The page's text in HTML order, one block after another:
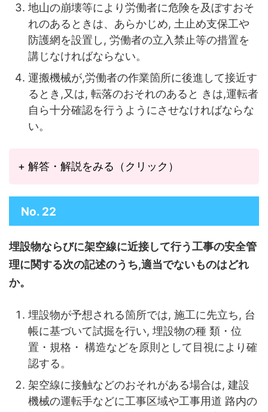
地山の崩壊等により労働者に危険を及ぼすおそ
れのあるときは、あらかじめ, 土止め支保工や
防護網を設置し, 労働者の立入禁止等の措置を
講じなければならない。
運搬機械が,労働者の作業箇所に後進して接近す
るとき,又は, 転落のおそれのあると きは,運転者
自ら十分確認を行うようにさせなければならな
い。
+ 解答・解説をみる（クリック）
No. 22
埋設物ならびに架空線に近接して行う工事の安全管
理に関する次の記述のうち,適当でないものはどれ
か。
埋設物が予想される箇所では, 施工に先立ち, 台
帳に基づいて試掘を行い, 埋設物の種 類・位
置・規格・ 構造などを原則として目視により確
認する。
架空線に接触などのおそれがある場合は, 建設
機械の運転手などに工事区域や工事用道 路内の